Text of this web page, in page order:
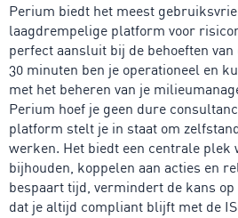
Perium biedt het meest
laagdrempelige platform voor
perfect aansluit bij de behoeften
30 minuten ben je operationeel en
met het beheren van je
Perium hoef je geen dure
platform stelt je in staat om
werken. Het biedt een centrale plek
bijhouden, koppelen aan acties en
bespaart tijd, vermindert de kans
dat je altijd compliant blijft met de